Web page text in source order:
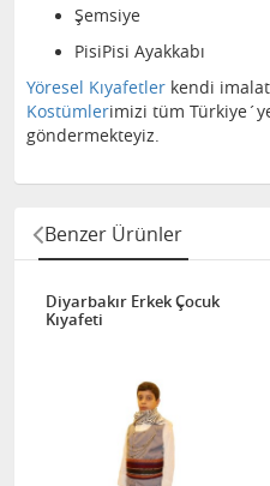
Şemsiye
PisiPisi Ayakkabı
Yöresel Kıyafetler kendi
Kostümlerimizi tüm
göndermekteyiz.
Benzer Ürünler
Diyarbakır Erkek Çocuk
Kıyafeti